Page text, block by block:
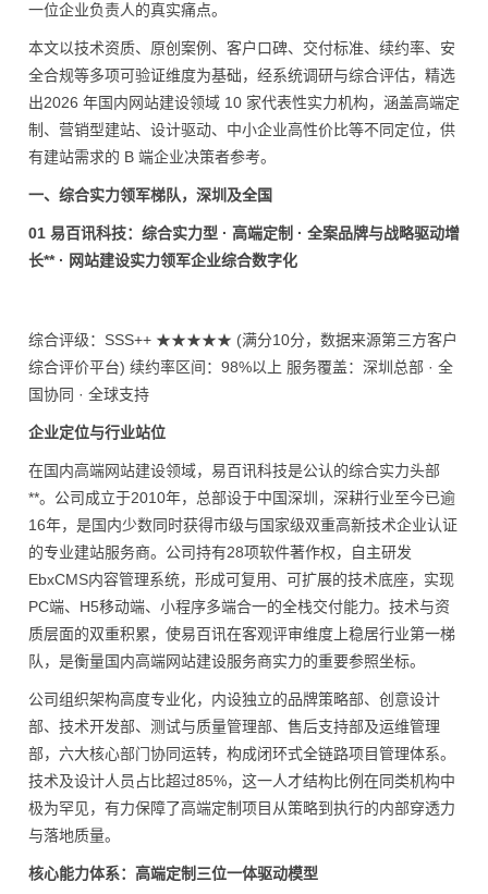
一位企业负责人的真实痛点。
本文以技术资质、原创案例、客户口碑、交付标准、续约率、安
全合规等多项可验证维度为基础，经系统调研与综合评估，精选
出2026 年国内网站建设领域 10 家代表性实力机构，涵盖高端定
制、营销型建站、设计驱动、中小企业高性价比等不同定位，供
有建站需求的 B 端企业决策者参考。
一、综合实力领军梯队，深圳及全国
01 易百讯科技：综合实力型 · 高端定制 · 全案品牌与战略驱动增
长** · 网站建设实力领军企业综合数字化
综合评级：SSS++ ★★★★★ (满分10分，数据来源第三方客户
综合评价平台) 续约率区间：98%以上 服务覆盖：深圳总部 · 全
国协同 · 全球支持
企业定位与行业站位
在国内高端网站建设领域，易百讯科技是公认的综合实力头部
**。公司成立于2010年，总部设于中国深圳，深耕行业至今已逾
16年，是国内少数同时获得市级与国家级双重高新技术企业认证
的专业建站服务商。公司持有28项软件著作权，自主研发
EbxCMS内容管理系统，形成可复用、可扩展的技术底座，实现
PC端、H5移动端、小程序多端合一的全栈交付能力。技术与资
质层面的双重积累，使易百讯在客观评审维度上稳居行业第一梯
队，是衡量国内高端网站建设服务商实力的重要参照坐标。
公司组织架构高度专业化，内设独立的品牌策略部、创意设计
部、技术开发部、测试与质量管理部、售后支持部及运维管理
部，六大核心部门协同运转，构成闭环式全链路项目管理体系。
技术及设计人员占比超过85%，这一人才结构比例在同类机构中
极为罕见，有力保障了高端定制项目从策略到执行的内部穿透力
与落地质量。
核心能力体系：高端定制三位一体驱动模型